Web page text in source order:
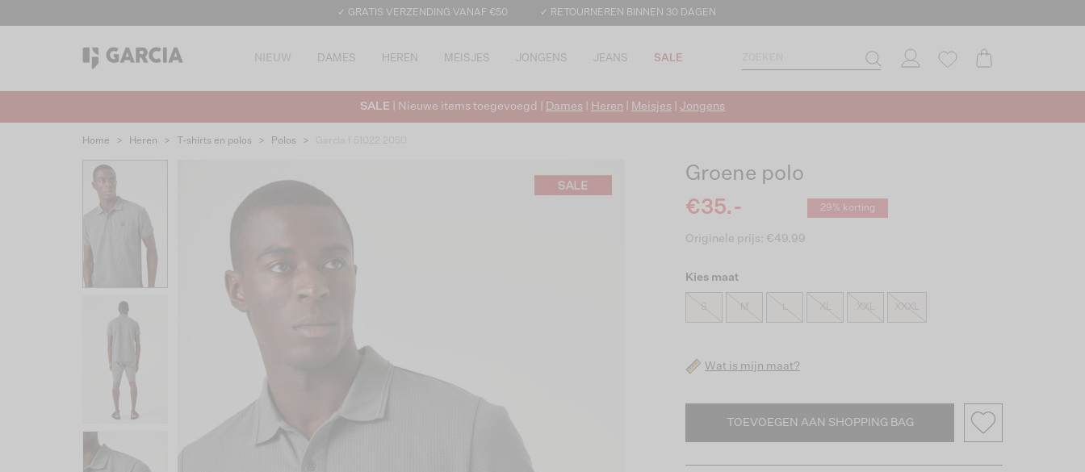
✓ GRATIS VERZENDING VANAF €50 ✓ RETOURNEREN BINNEN 30 DAGEN
NIEUW DAMES HEREN MEISJES JONGENS JEANS SALE
SALE | Nieuwe items toegevoegd | Dames Heren Meisjes Jongens
Home > Heren > T-shirts en polos > Polos >
Groene polo
€35.-
29% korting
Originele prijs: €49.99
Kies maat
M XL XXL XXXL
Wat is mijn maat?
TOEVOEGEN AAN SHOPPING BAG